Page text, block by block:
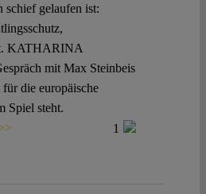
Authors
Spotlight
schief gelaufen ist:
KATHARINA
mit Max Steinbeis
die europäische
Spiel steht.
1